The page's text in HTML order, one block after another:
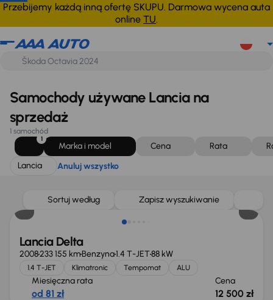
Przebijemy każdą inną ofertę SKUPU. Darmowa wycena auta
online TU.
Lancia Anuluj wszystko
Samochody używane Lancia na
sprzedaż
1 samochód
1
Marka i model Cena Rata
Lancia
Anuluj wszystko
Sortuj według Zapisz wyszukiwanie
Lancia Delta
2008233 155 kmBenzyna1.4 T-JET88 kW
1.4 T-JET Klimatronic Tempomat ALU
Miesięczna rata
od 81 zł
Cena
12 500 zł